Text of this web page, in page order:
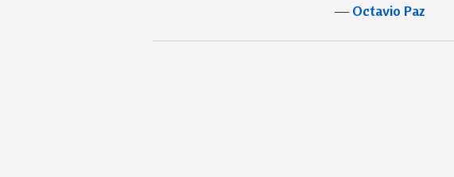
―Octavio Paz